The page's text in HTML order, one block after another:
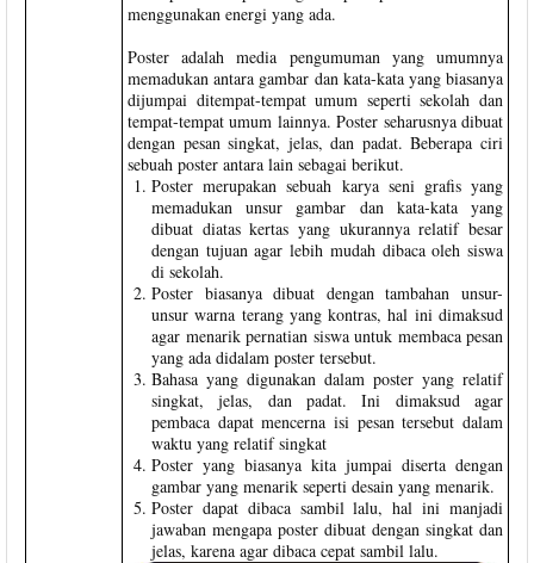
menggunakan energi yang ada.
Poster adalah media pengumuman yang umumnya
memadukan antara gambar dan kata-kata yang biasanya
dijumpai ditempat-tempat umum seperti sekolah dan
tempat-tempat umum lainnya. Poster seharusnya dibuat
dengan pesan singkat, jelas, dan padat. Beberapa ciri
sebuah poster antara lain sebagai berikut.
Poster merupakan sebuah karya seni grafis yang
memadukan unsur gambar dan kata-kata yang
dibuat diatas kertas yang ukurannya relatif besar
dengan tujuan agar lebih mudah dibaca oleh siswa
di sekolah.
Poster biasanya dibuat dengan tambahan unsur-
unsur warna terang yang kontras, hal ini dimaksud
agar menarik pernatian siswa untuk membaca pesan
yang ada didalam poster tersebut.
Bahasa yang digunakan dalam poster yang relatif
singkat, jelas, dan padat. Ini dimaksud agar
pembaca dapat mencerna isi pesan tersebut dalam
waktu yang relatif singkat
Poster yang biasanya kita jumpai diserta dengan
gambar yang menarik seperti desain yang menarik.
Poster dapat dibaca sambil lalu, hal ini manjadi
jawaban mengapa poster dibuat dengan singkat dan
jelas, karena agar dibaca cepat sambil lalu.